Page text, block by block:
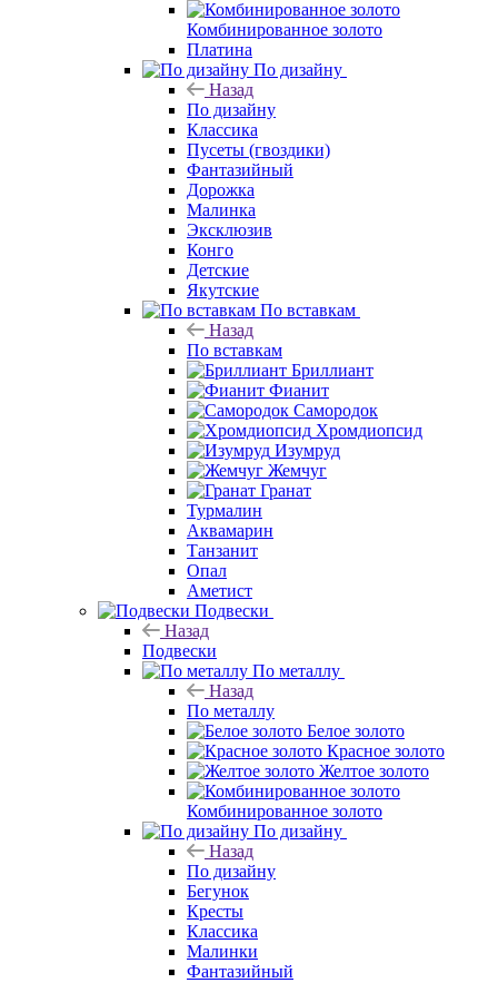
Комбинированное золото
Платина
По дизайну
Назад
По дизайну
Классика
Пусеты (гвоздики)
Фантазийный
Дорожка
Малинка
Эксклюзив
Конго
Детские
Якутские
По вставкам
Назад
По вставкам
Бриллиант
Фианит
Самородок
Хромдиопсид
Изумруд
Жемчуг
Гранат
Турмалин
Аквамарин
Танзанит
Опал
Аметист
Подвески
Назад
Подвески
По металлу
Назад
По металлу
Белое золото
Красное золото
Желтое золото
Комбинированное золото
По дизайну
Назад
По дизайну
Бегунок
Кресты
Классика
Малинки
Фантазийный